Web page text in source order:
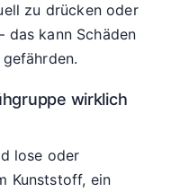
zu drücken oder
das kann Schäden
wirklich
lose oder
Kunststoff, ein